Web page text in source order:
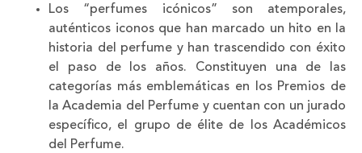
Los “perfumes icónicos” son atemporales,
auténticos iconos que han marcado un hito en la
historia del perfume y han trascendido con éxito
el paso de los años. Constituyen una de las
categorías más emblemáticas en los Premios de
la Academia del Perfume y cuentan con un jurado
específico, el grupo de élite de los Académicos
del Perfume.